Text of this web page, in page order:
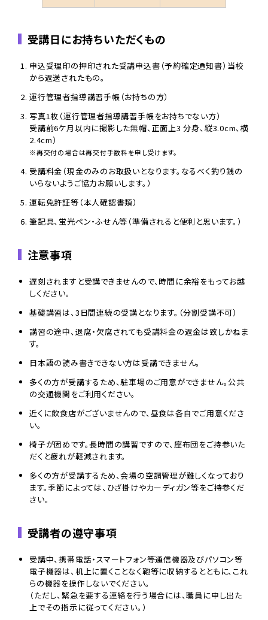
受講日にお持ちいただくもの
申込受理印の押印された受講申込書（予約確定通知書）当校
から返送されたもの。
運行管理者指導講習手帳（お持ちの方）
写真1枚（運行管理者指導講習手帳をお持ちでない方）
受講前6ケ月以内に撮影した無帽、正面上3 分身、縦3.0cm、横
2.4cm）
※再交付の場合は再交付手数料を申し受けます。
受講料金（現金のみのお取扱いとなります。なるべく釣り銭の
いらないようご協力お願いします。）
運転免許証等（本人確認書類）
筆記具、蛍光ペン・ふせん等（準備されると便利と思います。）
注意事項
遅刻されますと受講できませんので、時間に余裕をもってお越
しください。
基礎講習は、3日間連続の受講となります。（分割受講不可）
講習の途中、退席・欠席されても受講料金の返金は致しかねま
す。
日本語の読み書きできない方は受講できません。
多くの方が受講するため、駐車場のご用意ができません。公共
の交通機関をご利用ください。
近くに飲食店がございませんので、昼食は各自でご用意くださ
い。
椅子が固めです。長時間の講習ですので、座布団をご持参いた
だくと疲れが軽減されます。
多くの方が受講するため、会場の空調管理が難しくなっており
ます。季節によっては、ひざ掛けやカーディガン等をご持参くだ
さい。
受講者の遵守事項
受講中、携帯電話・スマートフォン等通信機器及びパソコン等
電子機器は、机上に置くことなく鞄等に収納するとともに、これ
らの機器を操作しないでください。
（ただし、緊急を要する連絡を行う場合には、職員に申し出た
上でその指示に従ってください。）